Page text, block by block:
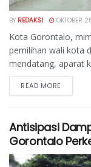
BY REDAKSI OKTOBER
Kota Gorontalo,
pemilihan wali kota
mendatang, aparat
READ MORE
Antisipasi
Gorontalo